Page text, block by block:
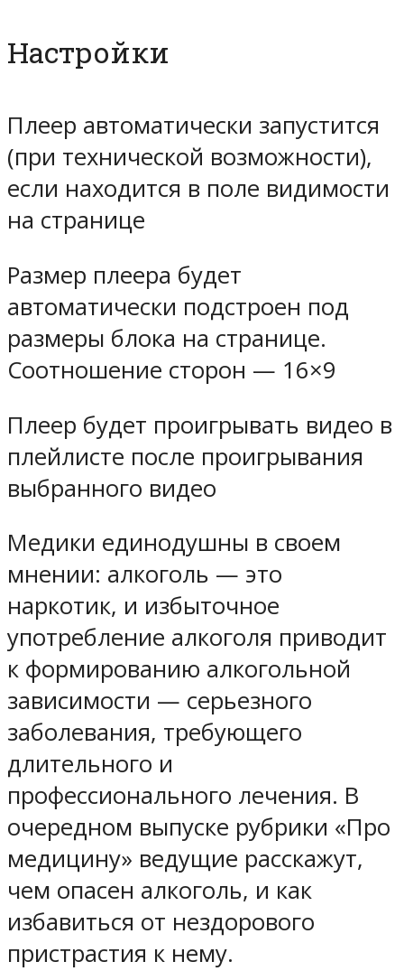
Настройки
Плеер автоматически запустится
(при технической возможности),
если находится в поле видимости
на странице
Размер плеера будет
автоматически подстроен под
размеры блока на странице.
Соотношение сторон — 16×9
Плеер будет проигрывать видео в
плейлисте после проигрывания
выбранного видео
Медики единодушны в своем
мнении: алкоголь — это
наркотик, и избыточное
употребление алкоголя приводит
к формированию алкогольной
зависимости — серьезного
заболевания, требующего
длительного и
профессионального лечения. В
очередном выпуске рубрики «Про
медицину» ведущие расскажут,
чем опасен алкоголь, и как
избавиться от нездорового
пристрастия к нему.